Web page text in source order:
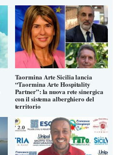
Taormina Arte Sicilia lancia
“Taormina Arte Hospitality
Partner”: la nuova rete sinergica
con il sistema alberghiero del
territorio